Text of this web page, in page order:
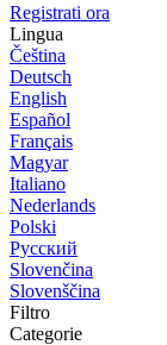
Registrati ora
Lingua
Čeština
Deutsch
English
Español
Français
Magyar
Italiano
Nederlands
Polski
Русский
Slovenčina
Slovenščina
Filtro
Categorie